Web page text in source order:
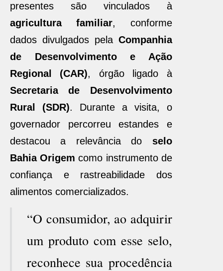
presentes são vinculados à
agricultura familiar, conforme
dados divulgados pela Companhia
de Desenvolvimento e Ação
Regional (CAR), órgão ligado à
Secretaria de Desenvolvimento
Rural (SDR). Durante a visita, o
governador percorreu estandes e
destacou a relevância do selo
Bahia Origem como instrumento de
confiança e rastreabilidade dos
alimentos comercializados.
“O consumidor, ao adquirir
um produto com esse selo,
reconhece sua procedência